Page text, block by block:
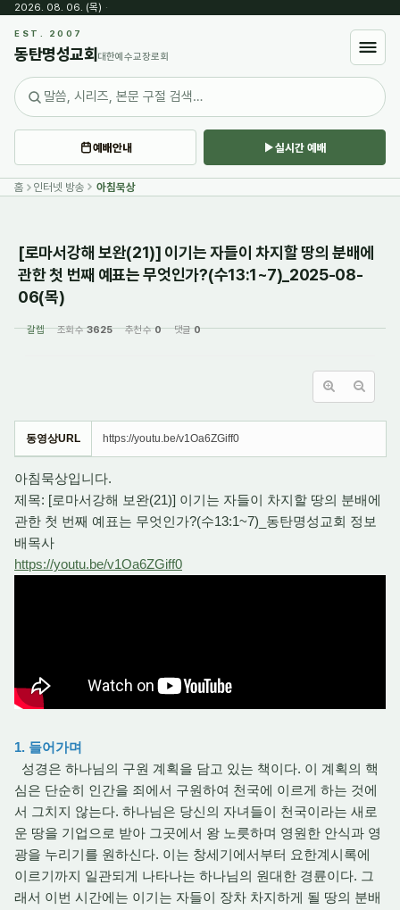
2026. 08. 06. (목) ·
EST. 2007
동탄명성교회 대한예수교장로회
예배안내 실시간 예배
홈 인터넷 방송 아침묵상
[로마서강해 보완(21)] 이기는 자들이 차지할 땅의 분배에
관한 첫 번째 예표는 무엇인가?(수13:1~7)_2025-08-
06(목)
갈렙 조회 수3625 추천 수0 댓글0
동영상URL https://youtu.be/v1Oa6ZGiff0
아침묵상입니다.
제목: [로마서강해 보완(21)] 이기는 자들이 차지할 땅의 분배에
관한 첫 번째 예표는 무엇인가?(수13:1~7)_동탄명성교회 정보
배목사
https://youtu.be/v1Oa6ZGiff0
1. 들어가며
성경은 하나님의 구원 계획을 담고 있는 책이다. 이 계획의 핵
심은 단순히 인간을 죄에서 구원하여 천국에 이르게 하는 것에
서 그치지 않는다. 하나님은 당신의 자녀들이 천국이라는 새로
운 땅을 기업으로 받아 그곳에서 왕 노릇하며 영원한 안식과 영
광을 누리기를 원하신다. 이는 창세기에서부터 요한계시록에
이르기까지 일관되게 나타나는 하나님의 원대한 경륜이다. 그
래서 이번 시간에는 이기는 자들이 장차 차지하게 될 땅의 분배
Sketchbook5, 스케치북5
Sketchbook5, 스케치북5